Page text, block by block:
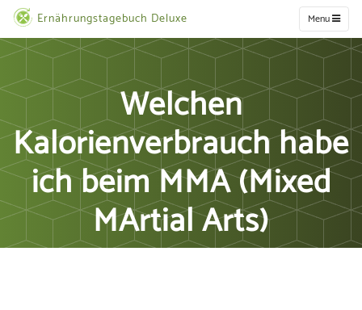
Ernährungstagebuch Deluxe Menu
Welchen
Kalorienverbrauch habe
ich beim MMA (Mixed
MArtial Arts)